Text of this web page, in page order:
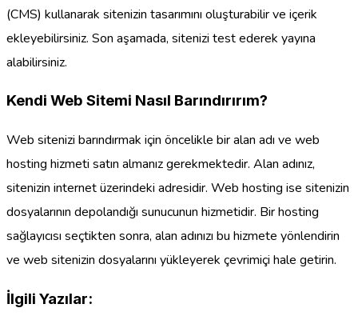
(CMS) kullanarak sitenizin tasarımını oluşturabilir ve içerik
ekleyebilirsiniz. Son aşamada, sitenizi test ederek yayına
alabilirsiniz.
Kendi Web Sitemi Nasıl Barındırırım?
Web sitenizi barındırmak için öncelikle bir alan adı ve web
hosting hizmeti satın almanız gerekmektedir. Alan adınız,
sitenizin internet üzerindeki adresidir. Web hosting ise sitenizin
dosyalarının depolandığı sunucunun hizmetidir. Bir hosting
sağlayıcısı seçtikten sonra, alan adınızı bu hizmete yönlendirin
ve web sitenizin dosyalarını yükleyerek çevrimiçi hale getirin.
İlgili Yazılar: